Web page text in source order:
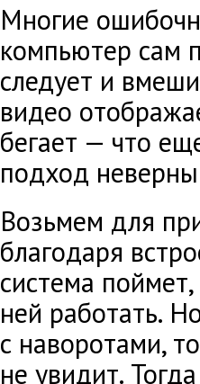
Многие
компьютер сам
следует и
видео
бегает — что
подход
Возьмем для
благодаря
система
ней работать.
с наворотами,
не увидит.